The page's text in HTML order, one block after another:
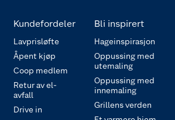
Kundefordeler
Lavprisløfte
Åpent kjøp
Coop medlem
Retur av el-
avfall
Drive in
Bli inspirert
Hageinspirasjon
Oppussing med
utemaling
Oppussing med
innemaling
Grillens verden